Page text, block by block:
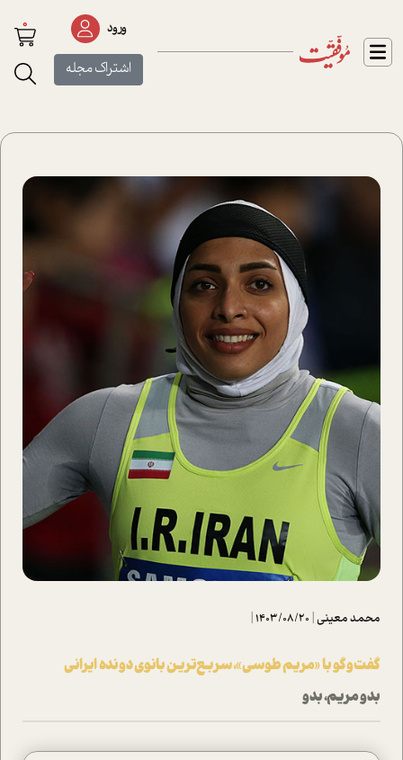
ورود
اشتراک مجله
0
محمد معینی|
1403/08/20
|
گفت‌وگو با «مریم طوسی»، سربع‌ترین بانوی دونده ایرانی
بدو مریم، بدو